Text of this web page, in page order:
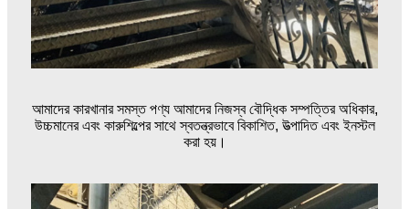
আমাদের কারখানার সমস্ত পণ্য আমাদের নিজস্ব বৌদ্ধিক সম্পত্তির অধিকার,
উচ্চমানের এবং কারুশিল্পের সাথে স্বতন্ত্রভাবে বিকাশিত, উত্পাদিত এবং ইনস্টল
করা হয়।